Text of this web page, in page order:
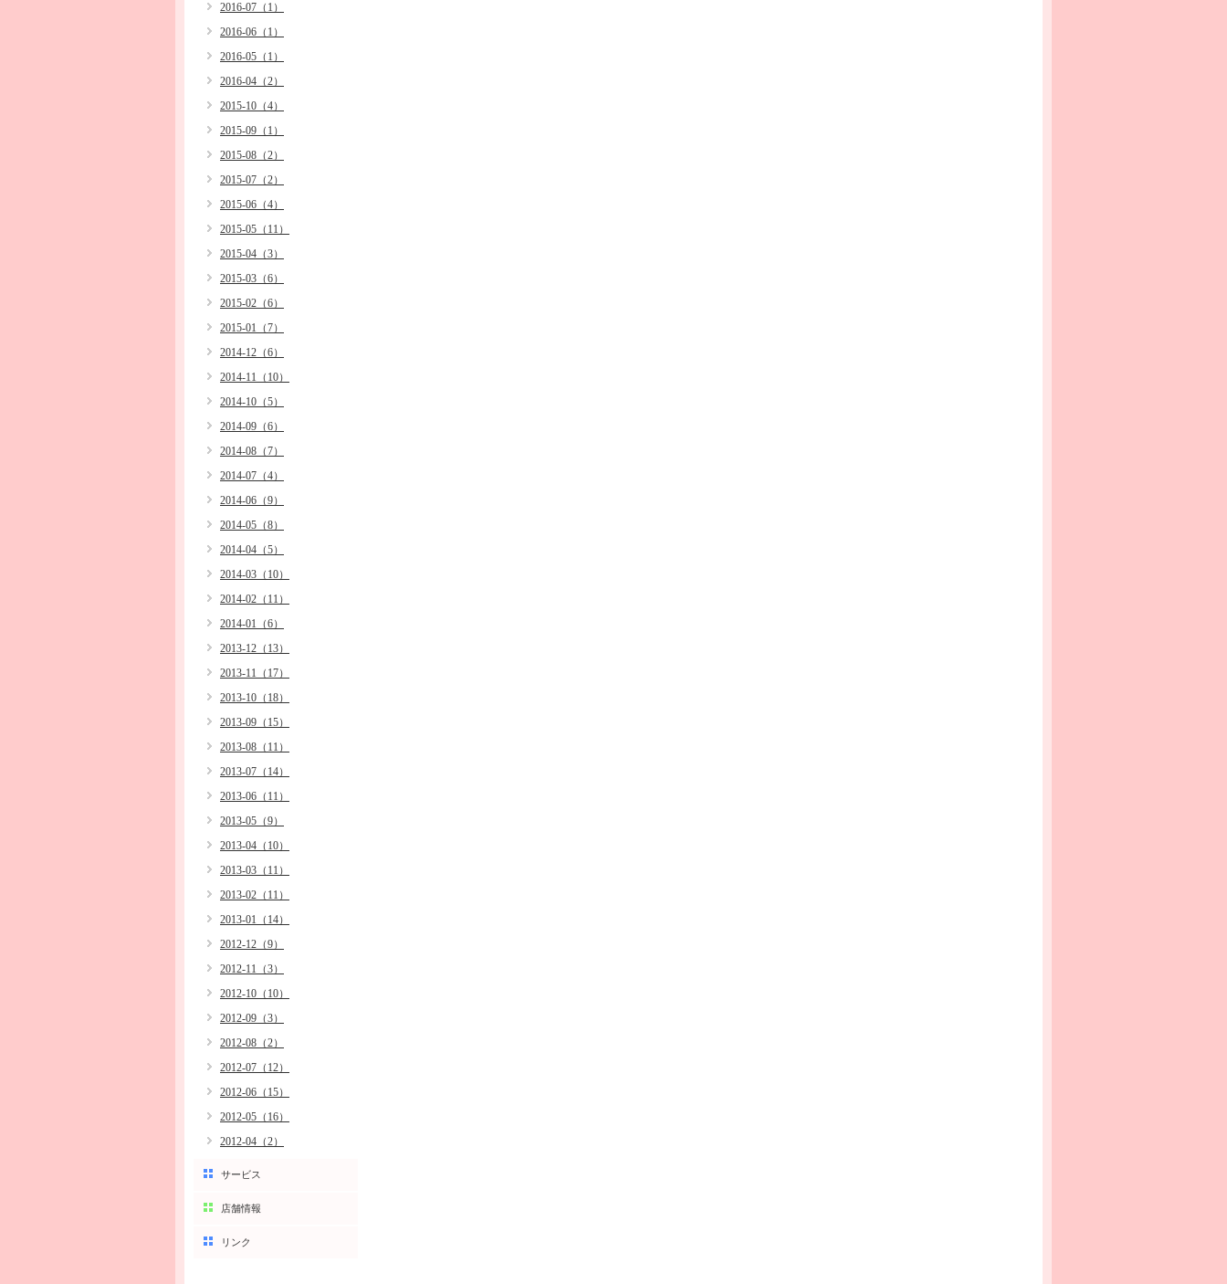
2016-07（1）
2016-06（1）
2016-05（1）
2016-04（2）
2015-10（4）
2015-09（1）
2015-08（2）
2015-07（2）
2015-06（4）
2015-05（11）
2015-04（3）
2015-03（6）
2015-02（6）
2015-01（7）
2014-12（6）
2014-11（10）
2014-10（5）
2014-09（6）
2014-08（7）
2014-07（4）
2014-06（9）
2014-05（8）
2014-04（5）
2014-03（10）
2014-02（11）
2014-01（6）
2013-12（13）
2013-11（17）
2013-10（18）
2013-09（15）
2013-08（11）
2013-07（14）
2013-06（11）
2013-05（9）
2013-04（10）
2013-03（11）
2013-02（11）
2013-01（14）
2012-12（9）
2012-11（3）
2012-10（10）
2012-09（3）
2012-08（2）
2012-07（12）
2012-06（15）
2012-05（16）
2012-04（2）
サービス
店舗情報
リンク